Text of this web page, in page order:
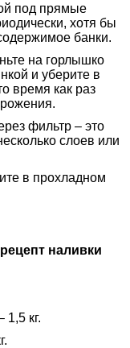
под прямые
хотя бы
банки.
на горлышко
и уберите в
время как раз
фильтр – это
слоев или
в прохладном
наливки
кг.